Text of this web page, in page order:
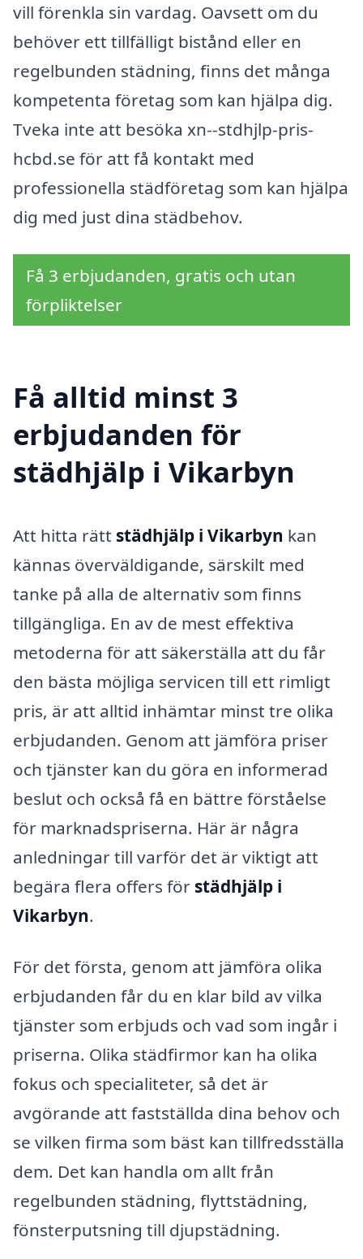
vill förenkla sin vardag. Oavsett om du
behöver ett tillfälligt bistånd eller en
regelbunden städning, finns det många
kompetenta företag som kan hjälpa dig.
Tveka inte att besöka xn--stdhjlp-pris-
hcbd.se för att få kontakt med
professionella städföretag som kan hjälpa
dig med just dina städbehov.
Få 3 erbjudanden, gratis och utan
förpliktelser
Få alltid minst 3
erbjudanden för
städhjälp i Vikarbyn
Att hitta rätt städhjälp i Vikarbyn kan
kännas överväldigande, särskilt med
tanke på alla de alternativ som finns
tillgängliga. En av de mest effektiva
metoderna för att säkerställa att du får
den bästa möjliga servicen till ett rimligt
pris, är att alltid inhämtar minst tre olika
erbjudanden. Genom att jämföra priser
och tjänster kan du göra en informerad
beslut och också få en bättre förståelse
för marknadspriserna. Här är några
anledningar till varför det är viktigt att
begära flera offers för städhjälp i
Vikarbyn.
För det första, genom att jämföra olika
erbjudanden får du en klar bild av vilka
tjänster som erbjuds och vad som ingår i
priserna. Olika städfirmor kan ha olika
fokus och specialiteter, så det är
avgörande att fastställda dina behov och
se vilken firma som bäst kan tillfredsställa
dem. Det kan handla om allt från
regelbunden städning, flyttstädning,
fönsterputsning till djupstädning.